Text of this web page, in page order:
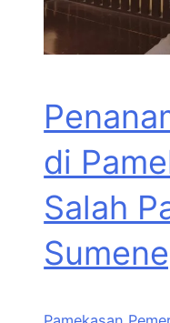
di
Salah